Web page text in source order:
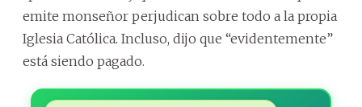
emite monseñor perjudican sobre todo a la propia
Iglesia Católica. Incluso, dijo que “evidentemente”
está siendo pagado.